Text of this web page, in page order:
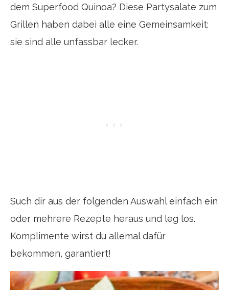
dem Superfood Quinoa? Diese Partysalate zum
Grillen haben dabei alle eine Gemeinsamkeit:
sie sind alle unfassbar lecker.
Such dir aus der folgenden Auswahl einfach ein
oder mehrere Rezepte heraus und leg los.
Komplimente wirst du allemal dafür
bekommen, garantiert!